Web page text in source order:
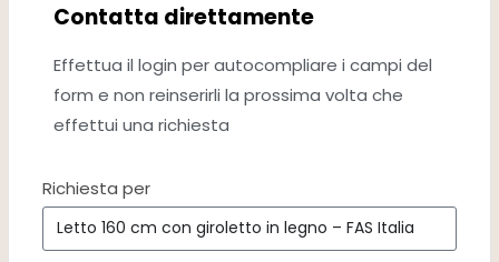
Contatta direttamente
Effettua il login per autocompliare i campi del
form e non reinserirli la prossima volta che
effettui una richiesta
Richiesta per